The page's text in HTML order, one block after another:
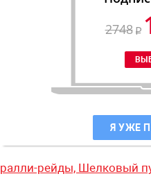
2748
Я УЖЕ
ралли-рейды, Шелковый